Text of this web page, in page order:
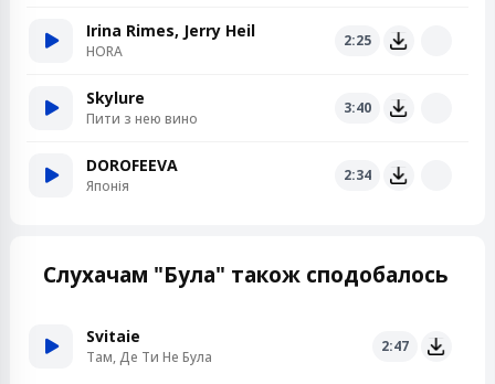
Irina Rimes, Jerry Heil
HORA
2:25
Skylure
Пити з нею вино
3:40
DOROFEEVA
Японія
2:34
Слухачам "Була" також сподобалось
Svitaie
Там, Де Ти Не Була
2:47